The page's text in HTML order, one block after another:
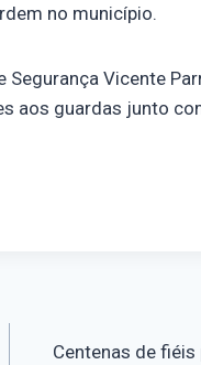
no município.
Vicente
aos guardas junto
Centenas de